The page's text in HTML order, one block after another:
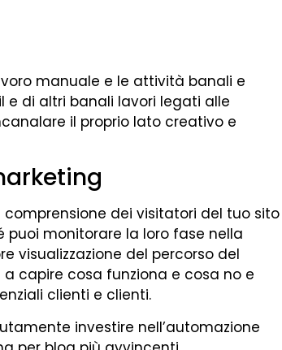
manuale e le attività banali e
e di altri banali lavori legati alle
il proprio lato creativo e
dei visitatori del tuo sito
monitorare la loro fase nella
visualizzazione del percorso del
capire cosa funziona e cosa no e
clienti e clienti.
investire nell’automazione